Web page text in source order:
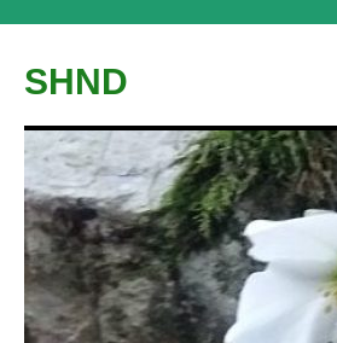
contenu
SHND